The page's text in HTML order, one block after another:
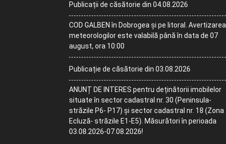
Publicații de căsătorie din 04.08.2026
COD GALBEN în Dobrogea și pe litoral. Avertizarea
meteorologilor este valabilă până în data de 07
august, ora 10:00
Publicație de căsătorie din 03.08.2026
ANUNȚ DE INTERES pentru deținătorii imobilelor
situate în sector cadastral nr. 30 (Peninsula-
străzile P6- P17) și sector cadastral nr. 18 (Zona
Ecluză- străzile E1-E5). Măsurători în perioada
03.08.2026-07.08.2026!